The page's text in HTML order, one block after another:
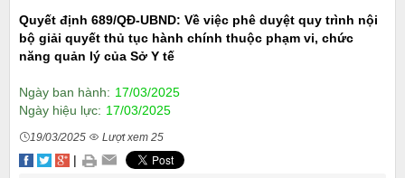
Quyết định 689/QĐ-UBND: Về việc phê duyệt quy trình nội
bộ giải quyết thủ tục hành chính thuộc phạm vi, chức
năng quản lý của Sở Y tế
Ngày ban hành: 17/03/2025
Ngày hiệu lực: 17/03/2025
19/03/2025 Lượt xem 25
|